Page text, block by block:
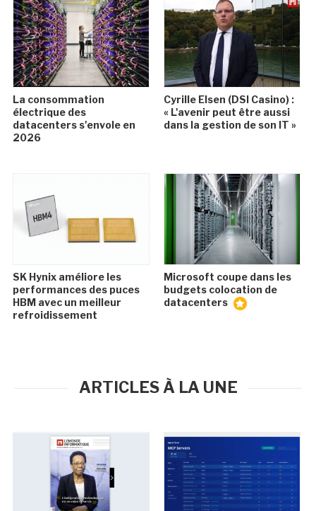
La consommation
électrique des
datacenters s'envole en
2026
Cyrille Elsen (DSI Casino) :
« L'avenir peut être aussi
dans la gestion de son IT »
SK Hynix améliore les
performances des puces
HBM avec un meilleur
refroidissement
Microsoft coupe dans les
budgets colocation de
datacenters
ARTICLES À LA UNE